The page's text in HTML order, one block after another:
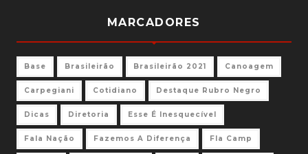
MARCADORES
Base Brasileirão Brasileirão 2021 Canoagem
Carpegiani Cotidiano Destaque Rubro Negro
Dicas Diretoria Esse É Inesquecível
Fala Nação Fazemos A Diferença Fla Camp